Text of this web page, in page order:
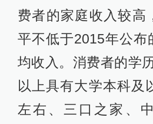
费者的家庭收入较高
平不低于2015年公布
均收入。消费者的学
以上具有大学本科及
左右、三口之家、